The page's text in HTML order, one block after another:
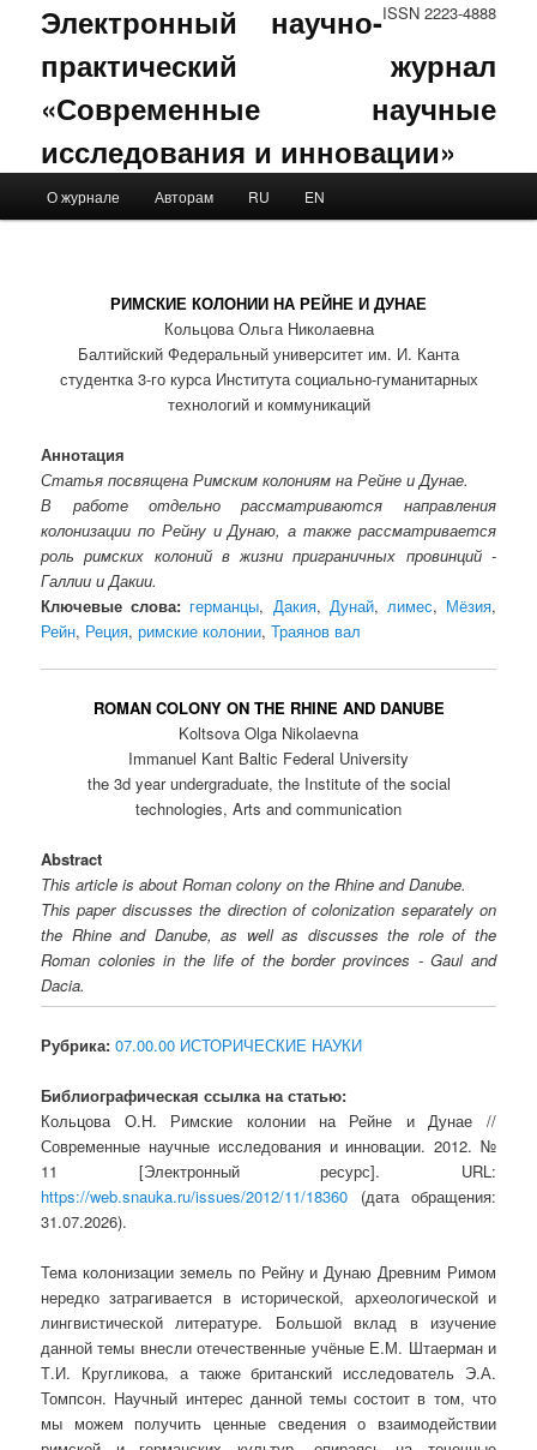
ISSN 2223-4888
Электронный научно-
практический журнал
«Современные научные
исследования и инновации»
Skip to primary content
Skip to secondary content
О журнале Авторам RU EN
РИМСКИЕ КОЛОНИИ НА РЕЙНЕ И ДУНАЕ
Кольцова Ольга Николаевна
Балтийский Федеральный университет им. И. Канта
студентка 3-го курса Института социально-гуманитарных
технологий и коммуникаций
Аннотация
Статья посвящена Римским колониям на Рейне и Дунае.
В работе отдельно рассматриваются направления
колонизации по Рейну и Дунаю, а также рассматривается
роль римских колоний в жизни приграничных провинций -
Галлии и Дакии.
Ключевые слова: германцы, Дакия, Дунай, лимес, Мёзия,
Рейн, Реция,римские колонии,Траянов вал
ROMAN COLONY ON THE RHINE AND DANUBE
Koltsova Olga Nikolaevna
Immanuel Kant Baltic Federal University
the 3d year undergraduate, the Institute of the social
technologies, Arts and communication
Abstract
This article is about Roman colony on the Rhine and Danube.
This paper discusses the direction of colonization separately on
the Rhine and Danube, as well as discusses the role of the
Roman colonies in the life of the border provinces - Gaul and
Dacia.
Рубрика: 07.00.00 ИСТОРИЧЕСКИЕ НАУКИ
Библиографическая ссылка на статью:
Кольцова О.Н. Римские колонии на Рейне и Дунае //
Современные научные исследования и инновации. 2012. №
11 [Электронный ресурс]. URL:
https://web.snauka.ru/issues/2012/11/18360 (дата обращения:
31.07.2026).
Тема колонизации земель по Рейну и Дунаю Древним Римом
нередко затрагивается в исторической, археологической и
лингвистической литературе. Большой вклад в изучение
данной темы внесли отечественные учёные Е.М. Штаерман и
Т.И. Кругликова, а также британский исследователь Э.А.
Томпсон. Научный интерес данной темы состоит в том, что
мы можем получить ценные сведения о взаимодействии